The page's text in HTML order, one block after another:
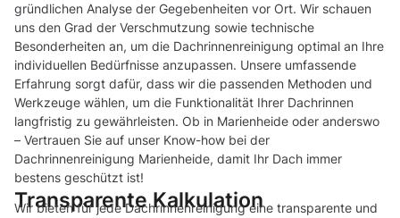
gründlichen Analyse der Gegebenheiten vor Ort. Wir schauen
uns den Grad der Verschmutzung sowie technische
Besonderheiten an, um die Dachrinnenreinigung optimal an Ihre
individuellen Bedürfnisse anzupassen. Unsere umfassende
Erfahrung sorgt dafür, dass wir die passenden Methoden und
Werkzeuge wählen, um die Funktionalität Ihrer Dachrinnen
langfristig zu gewährleisten. Ob in Marienheide oder anderswo
– Vertrauen Sie auf unser Know-how bei der
Dachrinnenreinigung Marienheide, damit Ihr Dach immer
bestens geschützt ist!
Transparente Kalkulation
Wir bieten für jede Dachrinnenreinigung eine transparente und